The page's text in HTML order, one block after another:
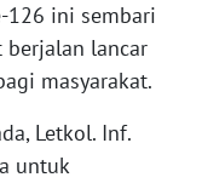
126 ini sembari
berjalan lancar
masyarakat.
Letkol. Inf.
untuk